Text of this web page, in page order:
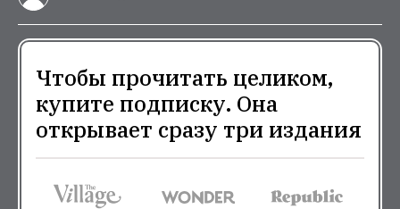
Чтобы прочитать целиком,
купите подписку. Она
открывает сразу три издания